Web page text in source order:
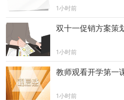
1小时前
双十一促销方案策
1小时前
教师观看开学第一
1小时前